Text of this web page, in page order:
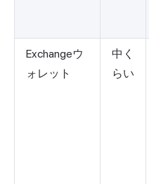
Exchangeウ
ォレット
中く
らい